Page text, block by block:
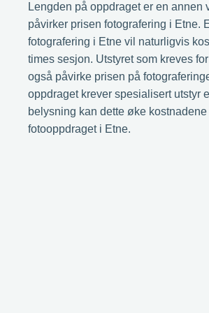
Lengden på oppdraget er en annen
påvirker prisen fotografering i Etne.
fotografering i Etne vil naturligvis
times sesjon. Utstyret som kreves
også påvirke prisen på
oppdraget krever spesialisert utstyr
belysning kan dette øke kostnadene
fotooppdraget i Etne.